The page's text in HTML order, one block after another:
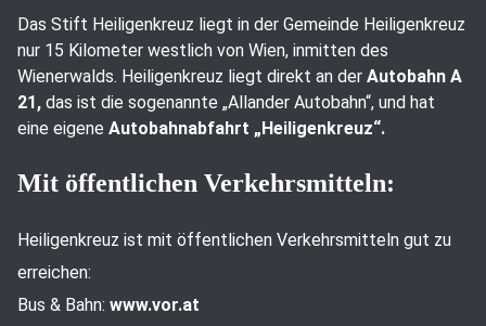
Das Stift Heiligenkreuz liegt in der Gemeinde Heiligenkreuz
nur 15 Kilometer westlich von Wien, inmitten des
Wienerwalds. Heiligenkreuz liegt direkt an der Autobahn A
21, das ist die sogenannte „Allander Autobahn“, und hat
eine eigene Autobahnabfahrt „Heiligenkreuz“.
Mit öffentlichen Verkehrsmitteln:
Heiligenkreuz ist mit öffentlichen Verkehrsmitteln gut zu
erreichen:
Bus & Bahn: www.vor.at